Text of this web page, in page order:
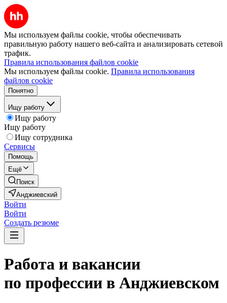
Мы используем файлы cookie, чтобы обеспечивать
правильную работу нашего веб-сайта и анализировать сетевой
трафик.
Правила использования файлов cookie
Мы используем файлы cookie. Правила использования
файлов cookie
Понятно
Ищу работу
Ищу работу
Ищу работу
Ищу сотрудника
Сервисы
Помощь
Ещё
Поиск
Анджиевский
Войти
Войти
Создать резюме
Работа и вакансии
по профессии в Анджиевском